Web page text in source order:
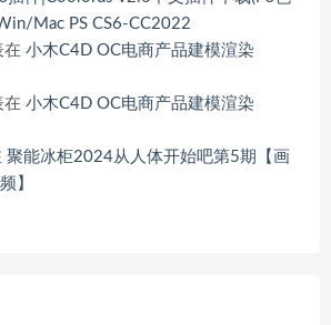
Mac PS CS6-CC2022
在 小木C4D OC电商产品建模渲染
在 小木C4D OC电商产品建模渲染
聚能冰柜2024从人体开始吧第5期【画
】